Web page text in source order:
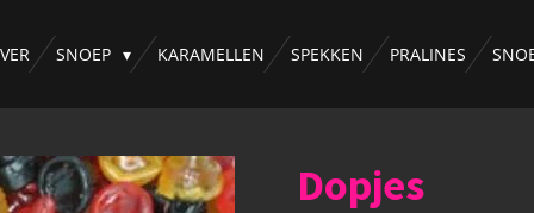
SNOEP KARAMELLEN SPEKKEN PRALINES
Dopjes